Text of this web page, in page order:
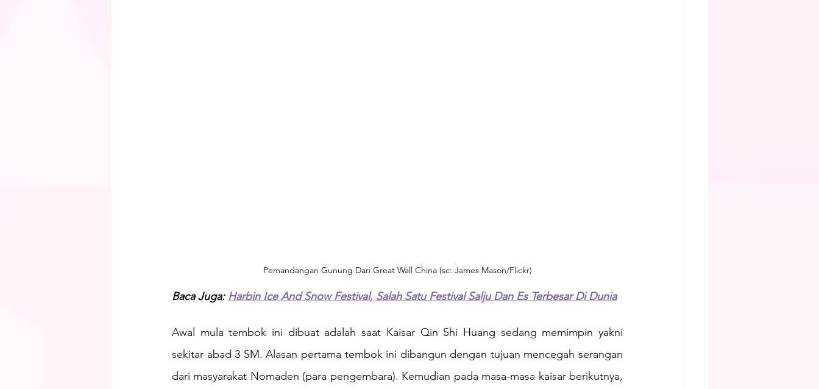
Pemandangan Gunung Dari Great Wall China (sc: James Mason/Flickr)
Baca Juga: Harbin Ice And Snow Festival, Salah Satu Festival Salju Dan Es Terbesar Di Dunia
Awal mula tembok ini dibuat adalah saat Kaisar Qin Shi Huang sedang memimpin yakni
sekitar abad 3 SM. Alasan pertama tembok ini dibangun dengan tujuan mencegah serangan
dari masyarakat Nomaden (para pengembara). Kemudian pada masa-masa kaisar berikutnya,